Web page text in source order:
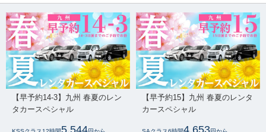
【早予約14-3】九州 春夏のレン
タカースペシャル
5,544
【早予約15】九州 春夏のレンタ
カースペシャル
4,653